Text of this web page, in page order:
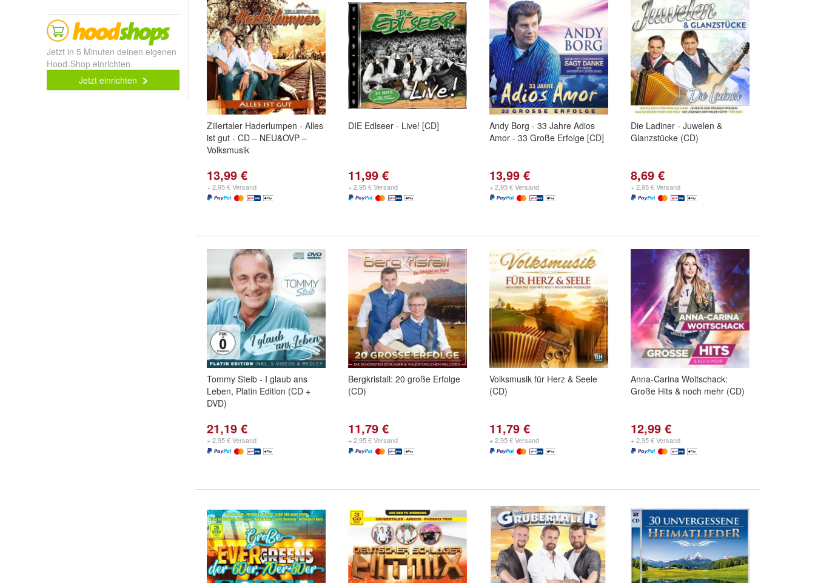
Jetzt in 5 Minuten deinen eigenen
Hood-Shop einrichten.
Jetzt einrichten
Zillertaler Haderlumpen - Alles
ist gut - CD – NEU&OVP –
Volksmusik
13,99 €
+ 2,95 € Versand
DIE Edlseer - Live! [CD]
11,99 €
+ 2,95 € Versand
Andy Borg - 33 Jahre Adios
Amor - 33 Große Erfolge [CD]
13,99 €
+ 2,95 € Versand
Die Ladiner - Juwelen &
Glanzstücke (CD)
8,69 €
+ 2,95 € Versand
Tommy Steib - I glaub ans
Leben, Platin Edition (CD +
DVD)
21,19 €
+ 2,95 € Versand
Bergkristall: 20 große Erfolge
(CD)
11,79 €
+ 2,95 € Versand
Volksmusik für Herz & Seele
(CD)
11,79 €
+ 2,95 € Versand
Anna-Carina Woitschack:
Große Hits & noch mehr (CD)
12,99 €
+ 2,95 € Versand